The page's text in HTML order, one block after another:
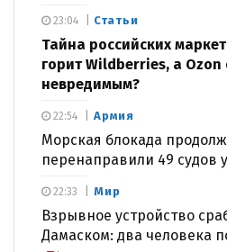
Статьи
Тайна российских
горит Wildberries, а Ozon
невредимым?
23:04
Армия
Морская блокада
перенаправили 49 судов
22:54
Мир
Взрывное устройство
Дамаском: два человека
22:33